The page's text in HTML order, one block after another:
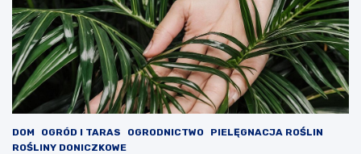
DOM OGRÓD I TARAS OGRODNICTWO
PIELĘGNACJA ROŚLIN
ROŚLINY DONICZKOWE